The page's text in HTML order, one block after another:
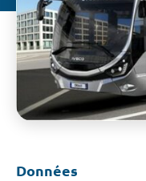
Données